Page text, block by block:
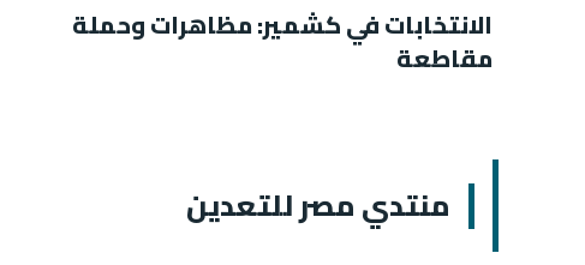
الانتخابات في كشمير: مظاهرات وحملة
مقاطعة
منتدي مصر للتعدين